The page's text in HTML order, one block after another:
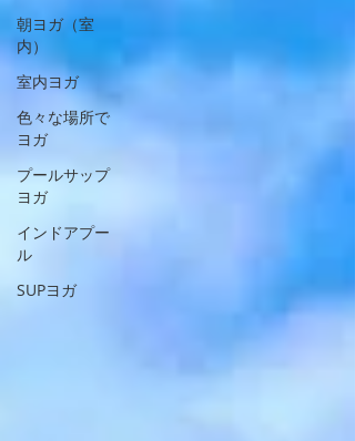
朝ヨガ（室
内）
室内ヨガ
色々な場所で
ヨガ
プールサップ
ヨガ
インドアプー
ル
SUPヨガ